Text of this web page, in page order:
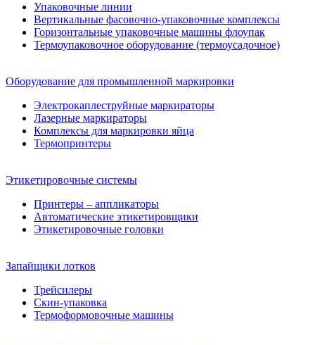
Упаковочные линии
Вертикальные фасовочно-упаковочные комплексы
Горизонтальные упаковочные машины флоупак
Термоупаковочное оборудование (термоусадочное)
Оборудование для промышленной маркировки
Электрокаплеструйные маркираторы
Лазерные маркираторы
Комплексы для маркировки яйца
Термопринтеры
Этикетировочные системы
Принтеры – аппликаторы
Автоматические этикетировщики
Этикетировочные головки
Запайщики лотков
Трейсилеры
Скин-упаковка
Термоформовочные машины